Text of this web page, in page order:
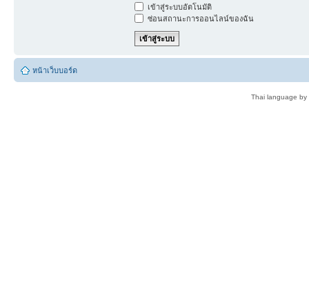
เข้าสู่ระบบอัตโนมัติ
ซ่อนสถานะการออนไลน์ของฉัน
หน้าเว็บบอร์ด
Thai language by